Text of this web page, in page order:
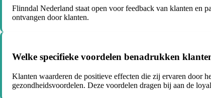
Flinndal Nederland staat open voor feedback van klanten en
ontvangen door klanten.
Welke specifieke voordelen benadrukken
Klanten waarderen de positieve effecten die zij ervaren door
gezondheidsvoordelen. Deze voordelen dragen bij aan de